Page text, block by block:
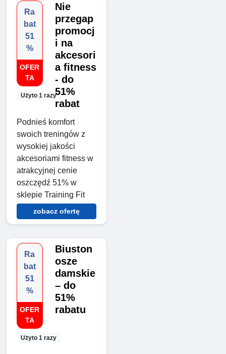
Ra
bat
51
%
OFER
TA
Użyto 1 razy
Nie
przegap
promocj
i na
akcesori
a fitness
- do
51%
rabat
Podnieś komfort
swoich treningów z
wysokiej jakości
akcesoriami fitness w
atrakcyjnej cenie
oszczędź 51% w
sklepie Training Fit
zobacz ofertę
Ra
bat
51
%
OFER
TA
Użyto 1 razy
Biuston
osze
damskie
– do
51%
rabatu